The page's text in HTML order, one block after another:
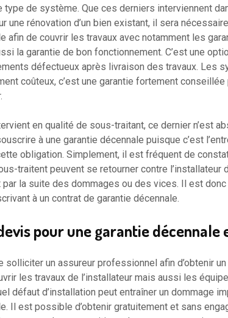
type de système. Que ces derniers interviennent
une rénovation d’un bien existant, il sera
afin de couvrir les travaux avec notamment les
la garantie de bon fonctionnement. C’est une
défectueux après livraison des travaux. Les
coûteux, c’est une garantie fortement
en qualité de sous-traitant, ce dernier n’est
à une garantie décennale puisque c’est
obligation. Simplement, il est fréquent de
traitent peuvent se retourner contre l’installateur
par la suite des dommages ou des vices. Il est
à un contrat de garantie décennale.
pour une garantie décennale
solliciter un assureur professionnel afin d’obtenir
les travaux de l’installateur mais aussi les
défaut d’installation peut entraîner un dommage
Il est possible d’obtenir gratuitement et sans